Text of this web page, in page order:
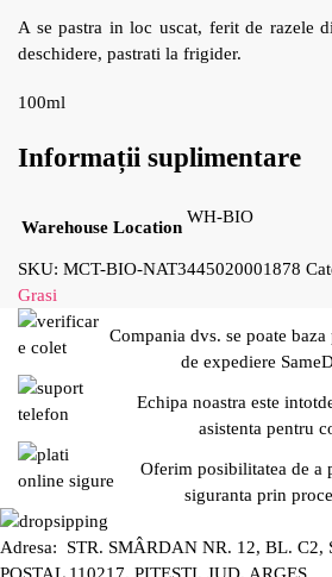
A se pastra in loc uscat, ferit de razele
deschidere, pastrati la frigider.
100ml
Informații suplimentare
Warehouse Location
WH-BIO
SKU: MCT-BIO-NAT3445020001878
Grasi
Compania dvs. se poate
de expediere
Echipa noastra este
asistenta pentru
Oferim posibilitatea de a
siguranta prin
Adresa: STR. SMÂRDAN NR. 12, BL. C2,